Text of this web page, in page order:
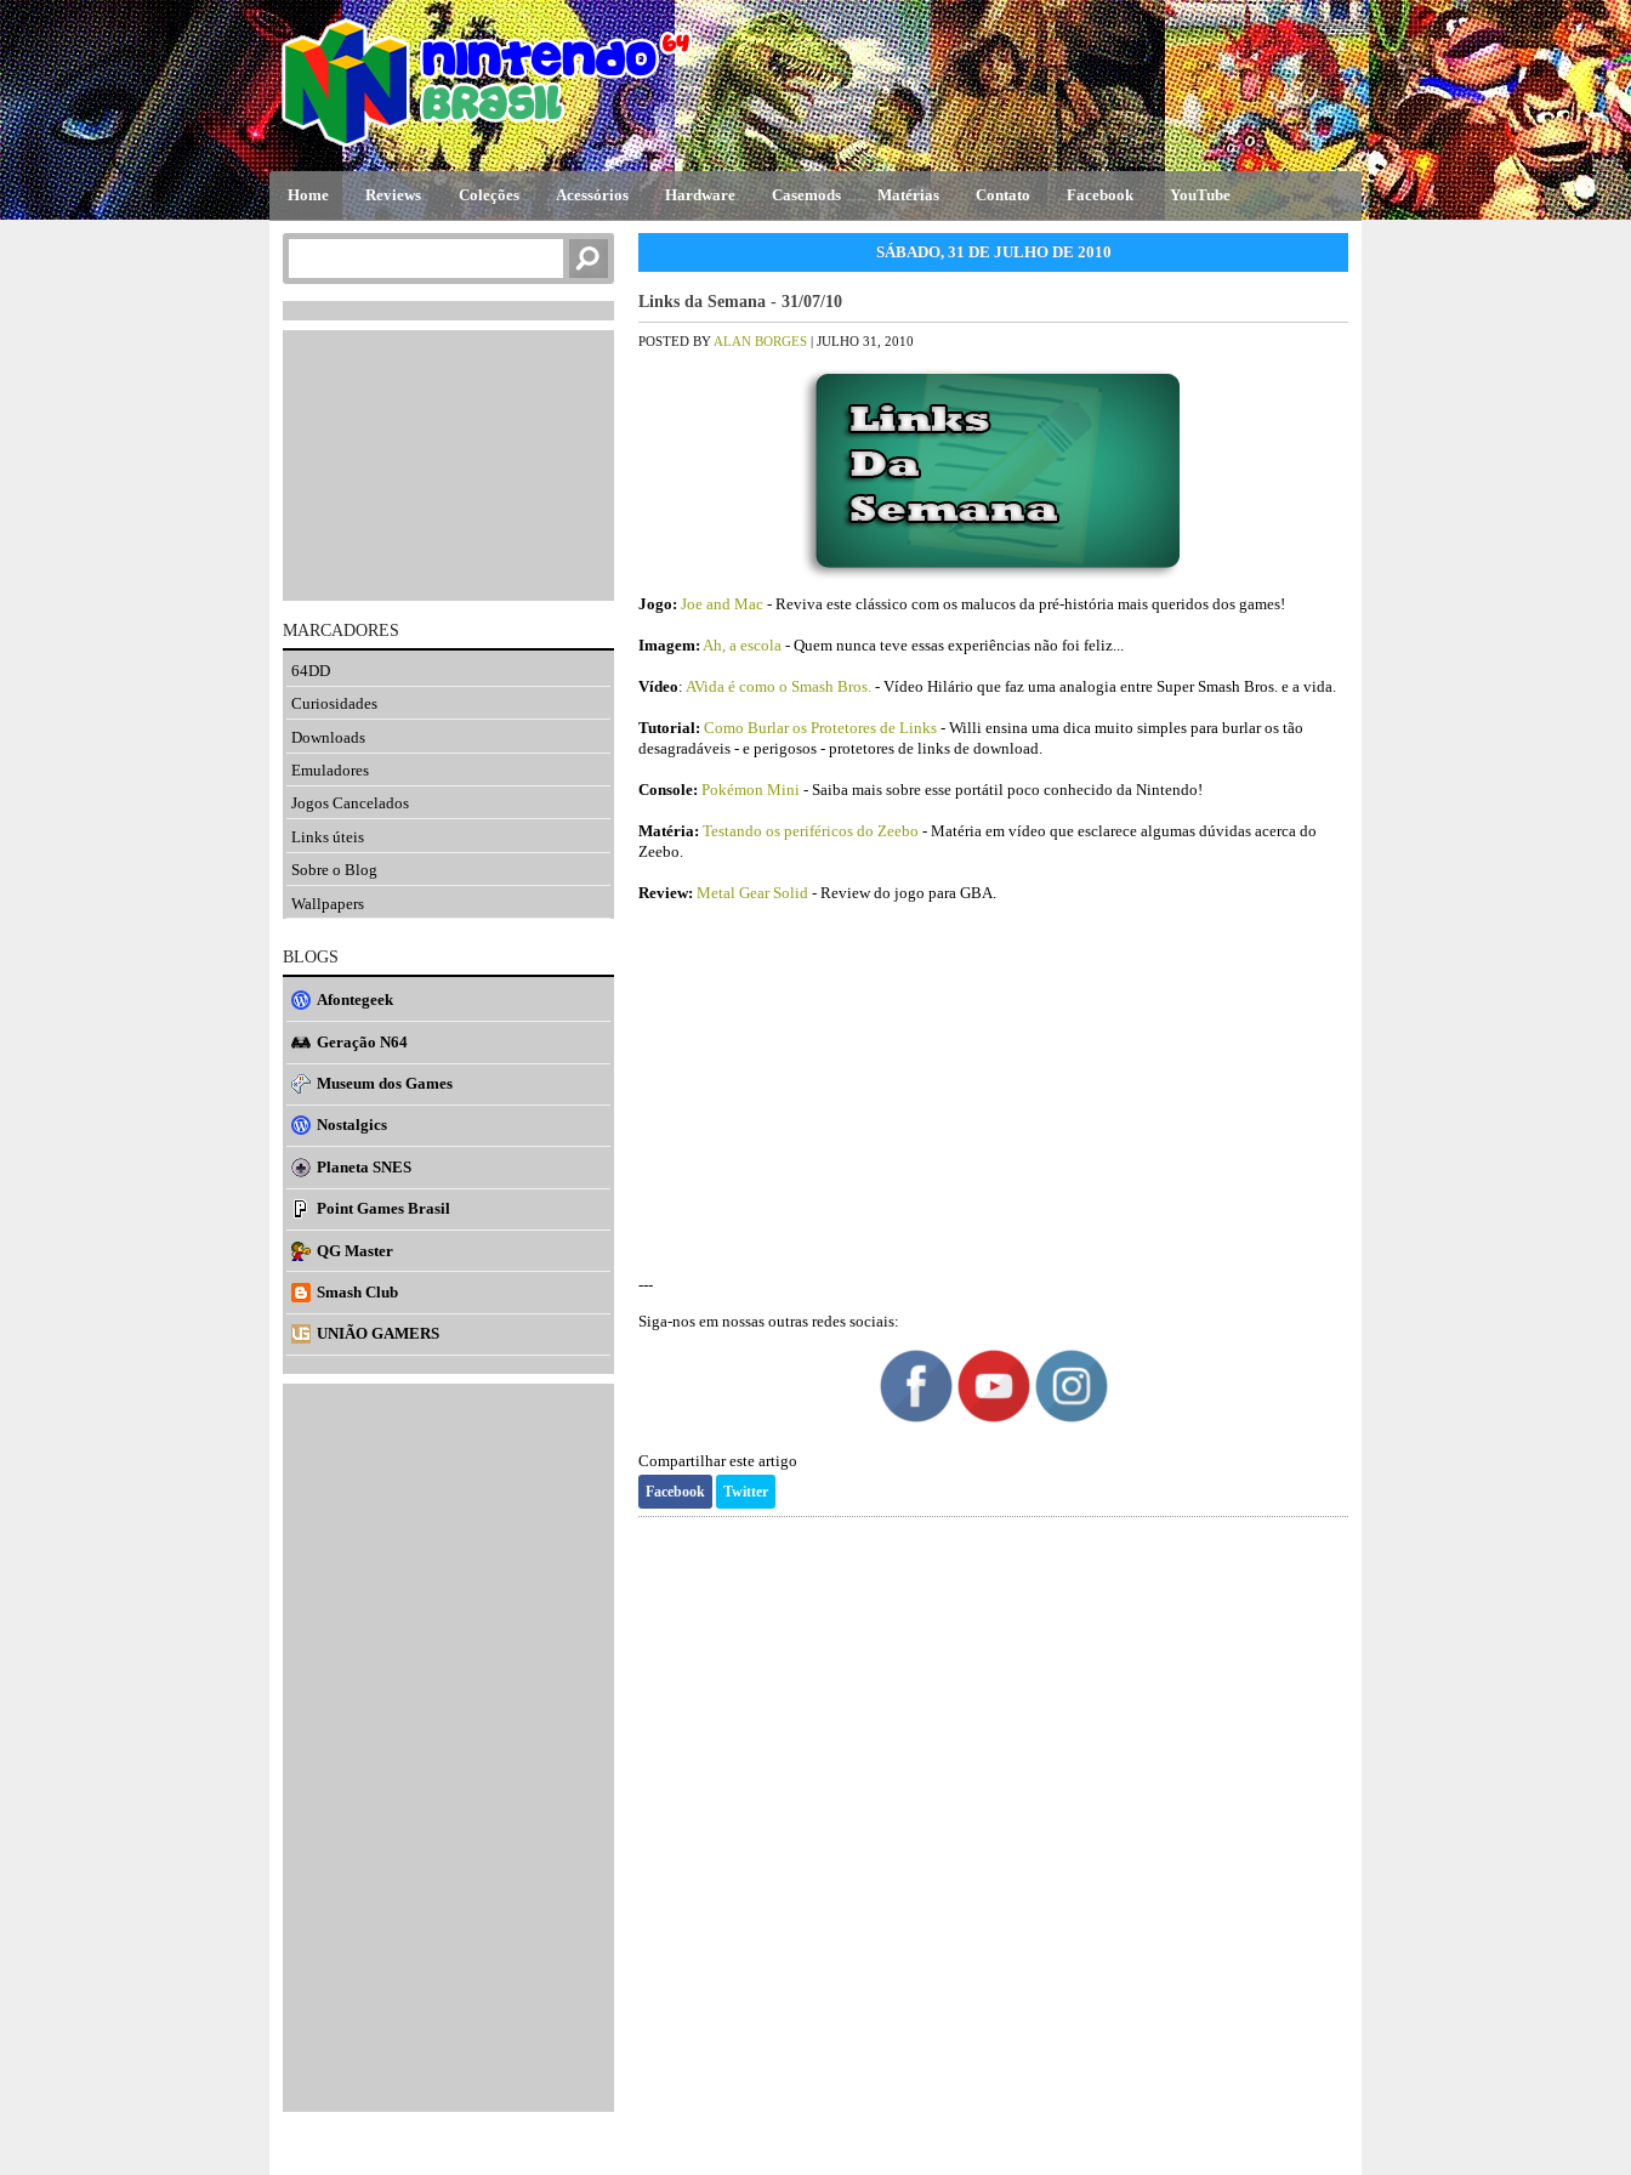
Home Reviews Coleções Acessórios Hardware Casemods Matérias Contato Facebook YouTube
SÁBADO, 31 DE JULHO DE 2010
Links da Semana - 31/07/10
POSTED BY ALAN BORGES | JULHO 31, 2010
Jogo: Joe and Mac - Reviva este clássico com os malucos da pré-história mais queridos dos games!
Imagem: Ah, a escola - Quem nunca teve essas experiências não foi feliz...
Vídeo: AVida é como o Smash Bros. - Vídeo Hilário que faz uma analogia entre Super Smash Bros. e a vida.
Tutorial: Como Burlar os Protetores de Links - Willi ensina uma dica muito simples para burlar os tão
desagradáveis - e perigosos - protetores de links de download.
Console: Pokémon Mini - Saiba mais sobre esse portátil poco conhecido da Nintendo!
Matéria: Testando os periféricos do Zeebo - Matéria em vídeo que esclarece algumas dúvidas acerca do
Zeebo.
Review: Metal Gear Solid - Review do jogo para GBA.
---
Siga-nos em nossas outras redes sociais:
Compartilhar este artigo
Facebook Twitter
MARCADORES
64DD
Curiosidades
Downloads
Emuladores
Jogos Cancelados
Links úteis
Sobre o Blog
Wallpapers
BLOGS
Afontegeek
Geração N64
Museum dos Games
Nostalgics
Planeta SNES
Point Games Brasil
QG Master
Smash Club
UNIÃO GAMERS